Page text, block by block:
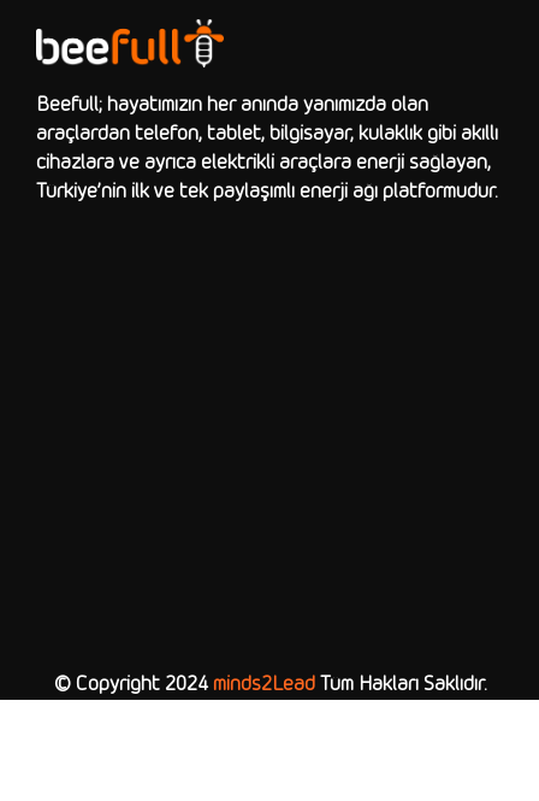
Beefull; hayatımızın her anında yanımızda olan
araçlardan telefon, tablet, bilgisayar, kulaklık gibi akıllı
cihazlara ve ayrıca elektrikli araçlara enerji sağlayan,
Türkiye’nin ilk ve tek paylaşımlı enerji ağı platformudur.
© Copyright 2024 minds2LeadTüm Hakları Saklıdır.